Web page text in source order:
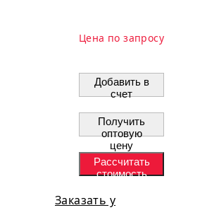
Цена по запросу
Добавить в
счет
Получить
оптовую
цену
Рассчитать
стоимость
Заказать у